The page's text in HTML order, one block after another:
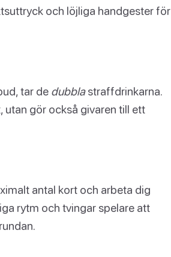
och löjliga handgester för
tar de dubblastraffdrinkarna.
utan gör också givaren till ett
antal kort och arbeta dig
rytm och tvingar spelare att